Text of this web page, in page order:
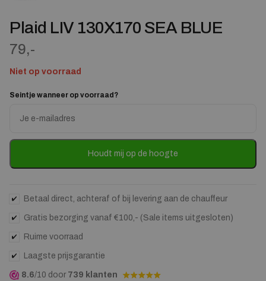
Plaid LIV 130X170 SEA BLUE
79,-
Niet op voorraad
Seintje wanneer op voorraad?
your
address
join
for
product
Houdt mij op de hoogte
Betaal direct, achteraf of bij levering aan de chauffeur
Gratis bezorging vanaf €100,- (Sale items uitgesloten)
Ruime voorraad
Laagste prijsgarantie
8.6/10 door 739 klanten